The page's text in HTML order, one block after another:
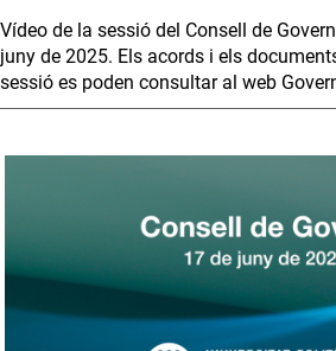
Vídeo de la sessió del Consell de
juny de 2025. Els acords i els
sessió es poden consultar al web